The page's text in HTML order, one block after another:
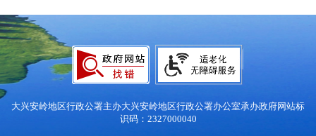
大兴安岭地区行政公署主办大兴安岭地区行政公署办公室承办政府网站标
识码：2327000040